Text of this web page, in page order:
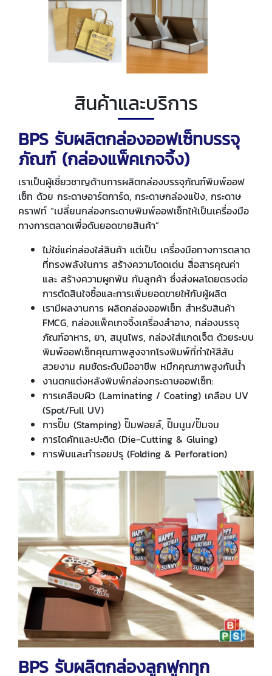
สินค้าและบริการ
BPS รับผลิตกล่องออฟเซ็ทบรรจุ
ภัณฑ์ (กล่องแพ็คเกจจิ้ง)
เราเป็นผู้เชี่ยวชาญด้านการผลิตกล่องบรรจุภัณฑ์พิมพ์ออฟ
เซ็ท ด้วย กระดาษอาร์ตการ์ด, กระดาษกล่องแป้ง, กระดาษ
คราฟท์ “เปลี่ยนกล่องกระดาษพิมพ์ออฟเซ็ทให้เป็นเครื่องมือ
ทางการตลาดเพื่อดันยอดขายสินค้า”
ไม่ใช่แค่กล่องใส่สินค้า แต่เป็น เครื่องมือทางการตลาด
ที่ทรงพลังในการ สร้างความโดดเด่น สื่อสารคุณค่า
และ สร้างความผูกพัน กับลูกค้า ซึ่งส่งผลโดยตรงต่อ
การตัดสินใจซื้อและการเพิ่มยอดขายให้กับผู้ผลิต
เรามีผลงานการ ผลิตกล่องออฟเซ็ท สำหรับสินค้า
FMCG, กล่องแพ็คเกจจิ้งเครื่องสำอาง, กล่องบรรจุ
ภัณฑ์อาหาร, ยา, สมุนไพร, กล่องใส่แกดเจ็ต ด้วยระบบ
พิมพ์ออฟเซ็ทคุณภาพสูงจากโรงพิมพ์ที่ทำให้สีสัน
สวยงาม คมชัดระดับมืออาชีพ หมึกคุณภาพสูงกันน้ำ
งานตกแต่งหลังพิมพ์กล่องกระดาษออฟเซ็ท:
การเคลือบผิว (Laminating / Coating) เคลือบ UV
(Spot/Full UV)
การปั๊ม (Stamping) ปั๊มฟอยล์, ปั๊มนูน/ปั๊มจม
การไดคัทและปะติด (Die-Cutting & Gluing)
การพับและทำรอยปรุ (Folding & Perforation)
BPS รับผลิตกล่องลูกฟูกทุก